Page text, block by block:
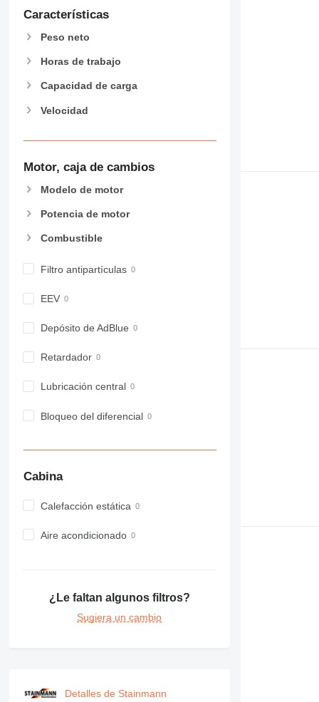
906
907
910
914
928
930
953
962
972
980
988
CB
D series
E-series
M-series
Características
Peso neto
Horas de trabajo
Capacidad de carga
Velocidad
Motor, caja de cambios
Modelo de motor
Potencia de motor
Combustible
Filtro antipartículas
EEV
Depósito de AdBlue
Retardador
Lubricación central
Bloqueo del diferencial
Cabina
Calefacción estática
Aire acondicionado
¿Le faltan algunos filtros?
Sugiera un cambio
Detalles de Stainmann